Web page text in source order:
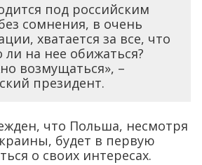
под российским
сомнения, в очень
хватается за все, что
на нее обижаться?
возмущаться», –
президент.
что Польша, несмотря
будет в первую
о своих интересах.